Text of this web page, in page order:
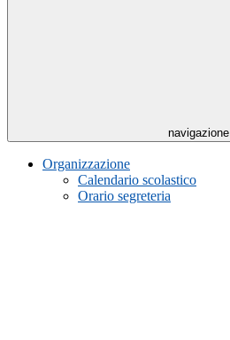
navigazione
Organizzazione
Calendario scolastico
Orario segreteria